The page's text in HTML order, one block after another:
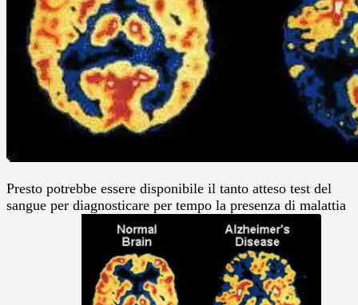
Presto potrebbe essere disponibile il tanto atteso test del
sangue per diagnosticare per tempo la presenza di malattia